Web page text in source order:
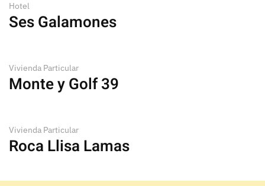
Hotel
Ses Galamones
Vivienda Particular
Monte y Golf 39
Vivienda Particular
Roca Llisa Lamas